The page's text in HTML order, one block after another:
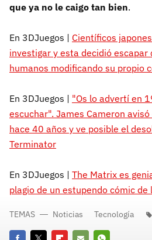
que ya no le caigo tan bien.
En 3DJuegos | Científicos
investigar y esta decidió escapar
humanos modificando su propio
En 3DJuegos | "Os lo advertí en
escuchar". James Cameron
hace 40 años y ve posible el
Terminator
En 3DJuegos | The Matrix es
plagio de un estupendo cómic de
TEMAS Noticias Tecnología